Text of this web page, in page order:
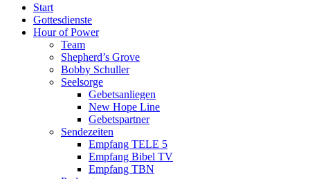
Start
Gottesdienste
Hour of Power
Team
Shepherd’s Grove
Bobby Schuller
Seelsorge
Gebetsanliegen
New Hope Line
Gebetspartner
Sendezeiten
Empfang TELE 5
Empfang Bibel TV
Empfang TBN